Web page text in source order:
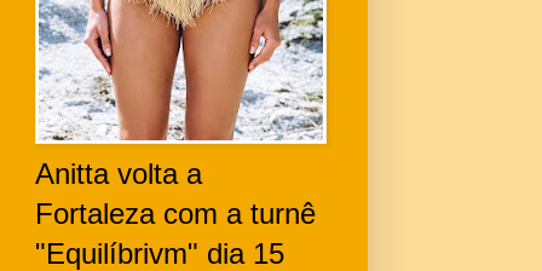
Anitta volta a
Fortaleza com a turnê
"Equilíbrivm" dia 15